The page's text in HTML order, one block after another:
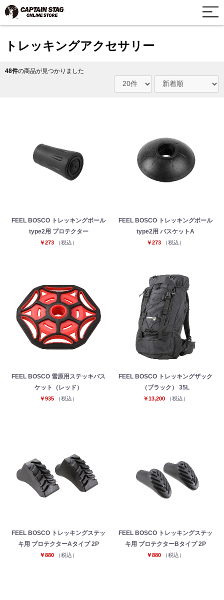
トレッキングアクセサリー
48件の商品が見つかりました
FEEL BOSCO トレッキングポール
type2用 プロテクター
￥273 （税込）
FEEL BOSCO トレッキングポール
type2用 バスケットA
￥273 （税込）
FEEL BOSCO 雪原用ステッキバス
ケット（レッド）
￥935 （税込）
FEEL BOSCO トレッキングザック
（ブラック） 35L
￥13,200 （税込）
FEEL BOSCO トレッキングステッ
キ用 プロテクターAタイプ 2P
￥880 （税込）
FEEL BOSCO トレッキングステッ
キ用 プロテクターBタイプ 2P
￥880 （税込）